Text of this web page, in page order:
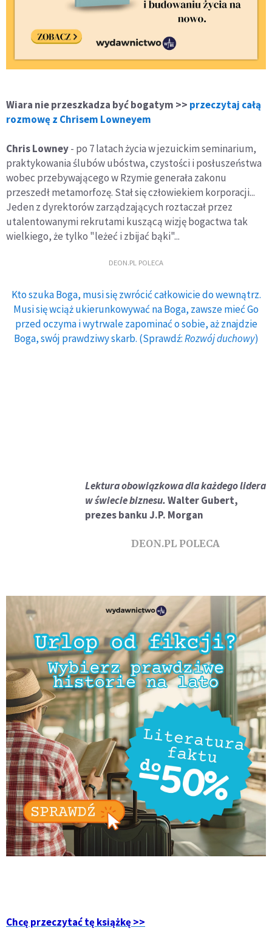
Wiara nie przeszkadza być bogatym >> przeczytaj całą
rozmowę z Chrisem Lowneyem
Chris Lowney- po 7 latach życia w jezuickim seminarium,
praktykowania ślubów ubóstwa, czystości i posłuszeństwa
wobec przebywającego w Rzymie generała zakonu
przeszedł metamorfozę. Stał się człowiekiem korporacji...
Jeden z dyrektorów zarządzających roztaczał przez
utalentowanymi rekrutami kuszącą wizję bogactwa tak
wielkiego, że tylko "leżeć i zbijać bąki"...
DEON.PL POLECA
Kto szuka Boga, musi się zwrócić całkowicie do wewnątrz.
Musi się wciąż ukierunkowywać na Boga, zawsze mieć Go
przed oczyma i wytrwale zapominać o sobie, aż znajdzie
Boga, swój prawdziwy skarb. (Sprawdź:Rozwój duchowy)
Lektura obowiązkowa dla każdego lidera
w świecie biznesu.Walter Gubert,
prezes banku J.P. Morgan
DEON.PL POLECA
Chcę przeczytać tę książkę >>